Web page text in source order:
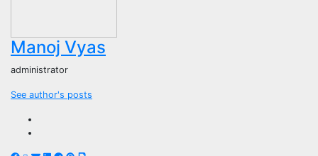
Manoj Vyas
administrator
See author's posts